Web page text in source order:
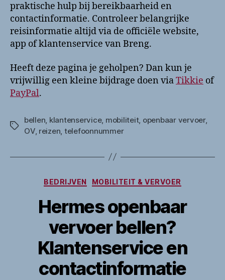
praktische hulp bij bereikbaarheid en
contactinformatie. Controleer belangrijke
reisinformatie altijd via de officiële website,
app of klantenservice van Breng.
Heeft deze pagina je geholpen? Dan kun je
vrijwillig een kleine bijdrage doen viaTikkie of
PayPal.
Tags
bellen klantenservice, mobiliteit, openbaar vervoer,
OV, reizen telefoonnummer
Categorieën
BEDRIJVEN MOBILITEIT & VERVOER
Hermes openbaar
vervoer bellen?
Klantenservice en
contactinformatie